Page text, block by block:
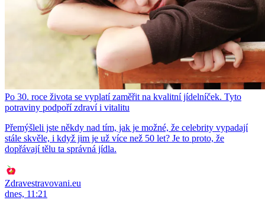
Po 30. roce života se vyplatí zaměřit na kvalitní jídelníček. Tyto
potraviny podpoří zdraví i vitalitu
Přemýšleli jste někdy nad tím, jak je možné, že celebrity vypadají
stále skvěle, i když jim je už více než 50 let? Je to proto, že
dopřávají tělu ta správná jídla.
Zdravestravovani.eu
dnes, 11:21